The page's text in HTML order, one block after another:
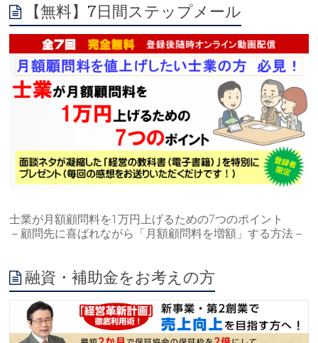
【無料】7日間ステップメール
士業が月額顧問料を1万円上げるための7つのポイント
－顧問先に喜ばれながら「月額顧問料を増額」する方法－
融資・補助金をお考えの方